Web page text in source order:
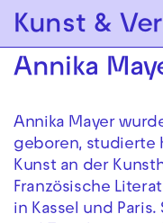
Zur
Zum Hauptinhalt
Kunst &
Annika
Annika Mayer
geboren, studierte
Kunst an der
Französische
in Kassel und